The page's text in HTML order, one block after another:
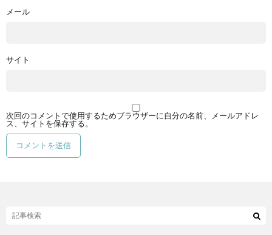
メール
サイト
次回のコメントで使用するためブラウザーに自分の名前、メールアドレ
ス、サイトを保存する。